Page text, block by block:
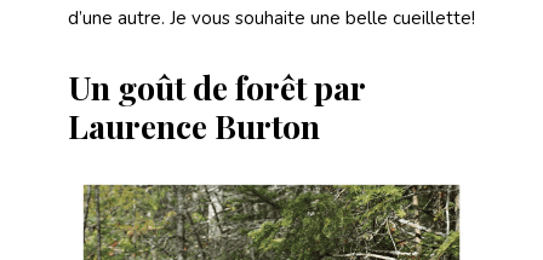
d’une autre. Je vous souhaite une belle cueillette!
Un goût de forêt par
Laurence Burton